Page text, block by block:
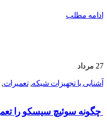
ادامه مطلب
27 مرداد
آشنایی با تجهیزات شبکه,تعمیرات,
چگونه سوئیچ سیسکو را